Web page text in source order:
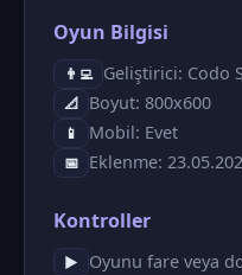
Oyun Bilgisi
👨‍💻 Geliştirici: Codo
📐 Boyut: 800x600
📱 Mobil: Evet
📅 Eklenme:
Kontroller
▶
Oyunu fare veya